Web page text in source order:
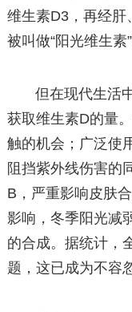
维生素D3，再经肝
被叫做“阳光维生素”
但在现代生活
获取维生素D的量
触的机会；广泛使
阻挡紫外线伤害的
B，严重影响皮肤
影响，冬季阳光减
的合成。据统计，
题，这已成为不容